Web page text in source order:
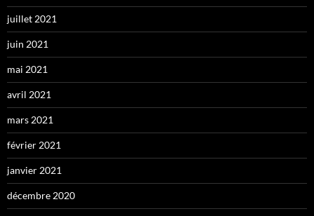
juillet 2021
juin 2021
mai 2021
avril 2021
mars 2021
février 2021
janvier 2021
décembre 2020